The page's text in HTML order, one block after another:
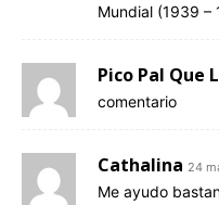
Mundial (1939
Pico Pal Que
comentario
Cathalina 24
Me ayudo